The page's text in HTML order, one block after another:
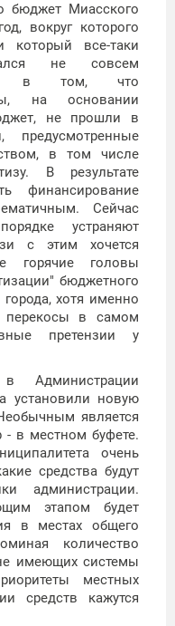
бюджет Миасского
вокруг которого
все-таки
не совсем
в том, что
на основании
не прошли в
в том числе
В результате
финансирование
Сейчас
устраняют
с этим хочется
горячие головы
бюджетного
хотя именно
перекосы в самом
претензии у
установили новую
является
- в местном буфете.
очень
средства будут
администрации.
этапом будет
в местах общего
количество
имеющих системы
местных
средств кажутся